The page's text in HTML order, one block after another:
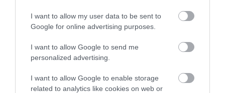
I want to allow my user data to be sent to
Google for online advertising purposes.
I want to allow Google to send me
personalized advertising.
I want to allow Google to enable storage
related to analytics like cookies on web or
gazdaság
Magyarország bruttó hazai termékének volumene 2026 második
negyedévében a nyers adatok szerint 1,7 százalékkal, a